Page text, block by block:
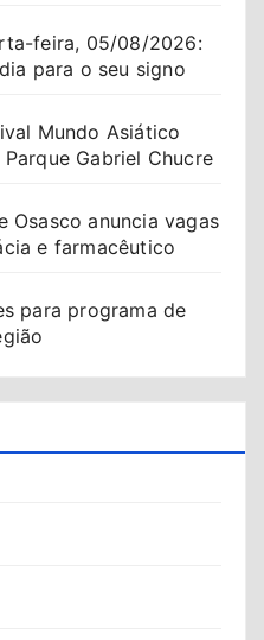
feira, 05/08/2026:
para o seu signo
Mundo Asiático
Gabriel Chucre
Osasco anuncia vagas
e farmacêutico
para programa de